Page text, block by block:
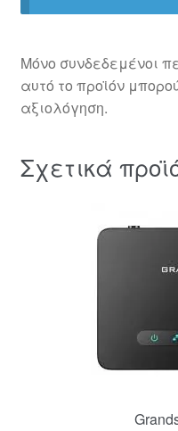
Μόνο συνδεδεμένοι
αυτό το προϊόν
αξιολόγηση.
Σχετικά